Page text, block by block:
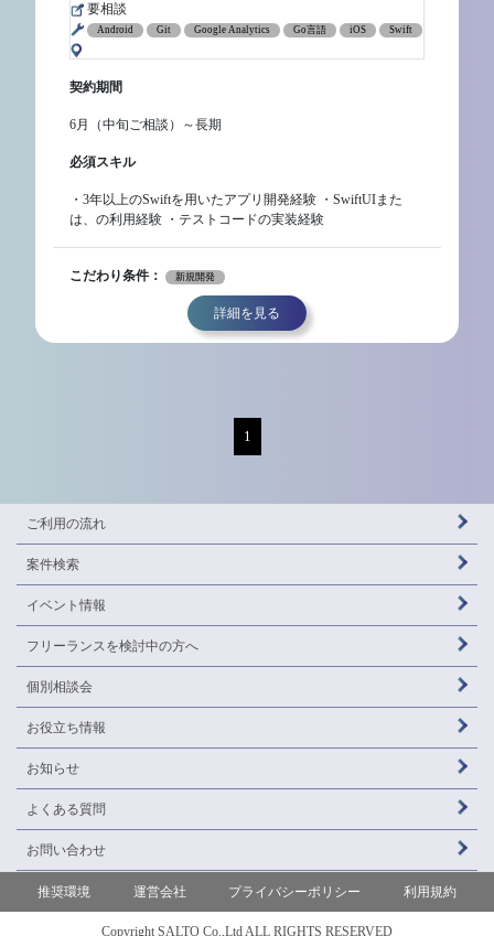
要相談
Android Git Google Analytics Go言語 iOS Swift
契約期間
6月（中旬ご相談）～長期
必須スキル
・3年以上のSwiftを用いたアプリ開発経験 ・SwiftUIまた
は、の利用経験 ・テストコードの実装経験
こだわり条件： 新規開発
詳細を見る
1
ご利用の流れ
案件検索
イベント情報
フリーランスを検討中の方へ
個別相談会
お役立ち情報
お知らせ
よくある質問
お問い合わせ
推奨環境 運営会社 プライバシーポリシー 利用規約
Copyright SALTO Co.,Ltd ALL RIGHTS RESERVED